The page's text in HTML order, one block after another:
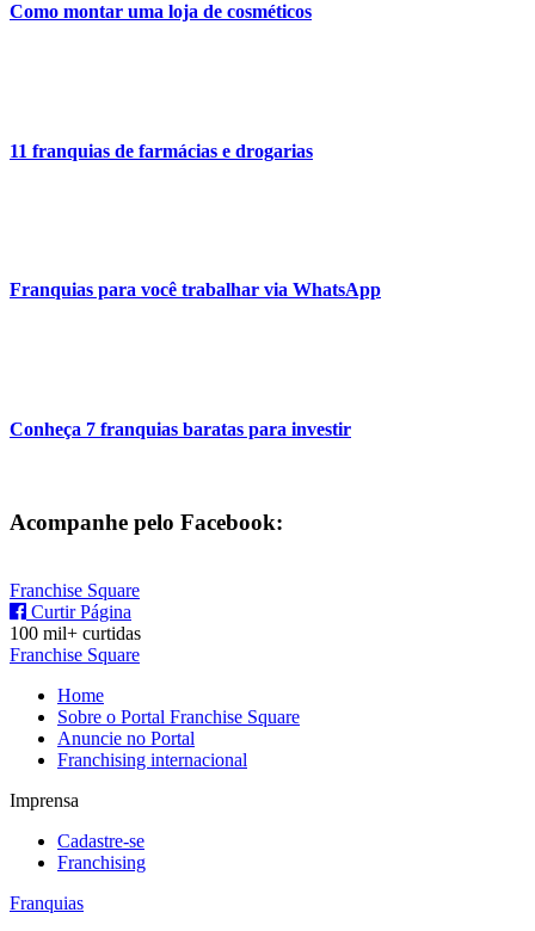
Como montar uma loja de cosméticos
11 franquias de farmácias e drogarias
Franquias para você trabalhar via WhatsApp
Conheça 7 franquias baratas para investir
Acompanhe pelo Facebook:
Franchise Square
Curtir Página
100 mil+ curtidas
Franchise Square
Home
Sobre o Portal Franchise Square
Anuncie no Portal
Franchising internacional
Imprensa
Cadastre-se
Franchising
Franquias